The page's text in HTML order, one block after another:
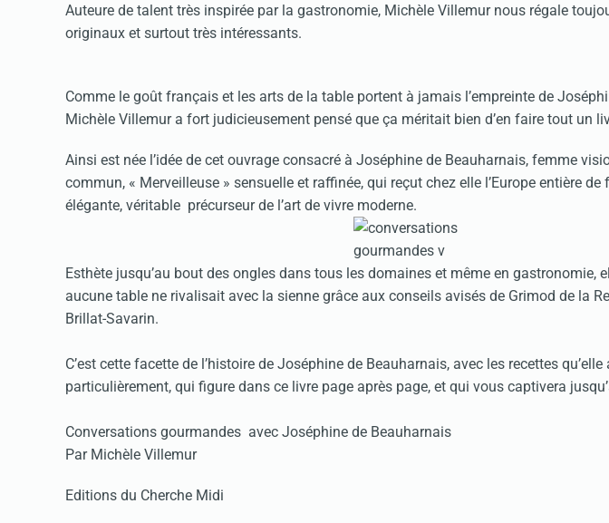
Auteure de talent très inspirée par la gastronomie, Michèle Villemur nous régale
originaux et surtout très intéressants.
Comme le goût français et les arts de la table portent à jamais l’empreinte de
Michèle Villemur a fort judicieusement pensé que ça méritait bien d’en faire tout un
Ainsi est née l’idée de cet ouvrage consacré à Joséphine de Beauharnais, femme
commun, « Merveilleuse » sensuelle et raffinée, qui reçut chez elle l’Europe entière
élégante, véritable précurseur de l’art de vivre moderne.
Esthète jusqu’au bout des ongles dans tous les domaines et même en gastronomie,
aucune table ne rivalisait avec la sienne grâce aux conseils avisés de Grimod de la
Brillat-Savarin.
C’est cette facette de l’histoire de Joséphine de Beauharnais, avec les recettes
particulièrement, qui figure dans ce livre page après page, et qui vous captivera
Conversations gourmandes avec Joséphine de Beauharnais
Par Michèle Villemur
Editions du Cherche Midi